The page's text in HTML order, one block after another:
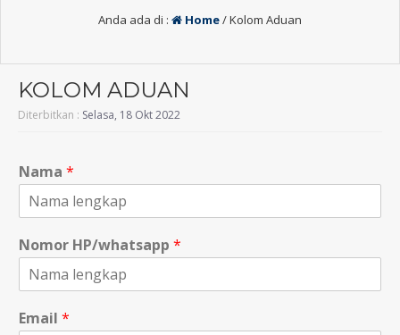
Anda ada di : Home/Kolom Aduan
KOLOM ADUAN
Diterbitkan : Selasa, 18 Okt 2022
Nama *
Nomor HP/whatsapp *
Email *